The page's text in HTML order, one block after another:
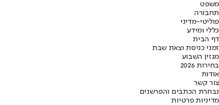
משפט
תחבורה
פוליטי-מדיני
כללי ומידע
דף הבית
זמני כניסת וצאת שבת
מגזין השבוע
בחירות 2026
אודות
צור קשר
נבחרת הכתבים והפרשנים
מדיניות פרטיות